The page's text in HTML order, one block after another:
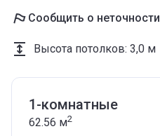
Сообщить о неточности
Высота потолков: 3,0 м
1-комнатные
62.56 м2